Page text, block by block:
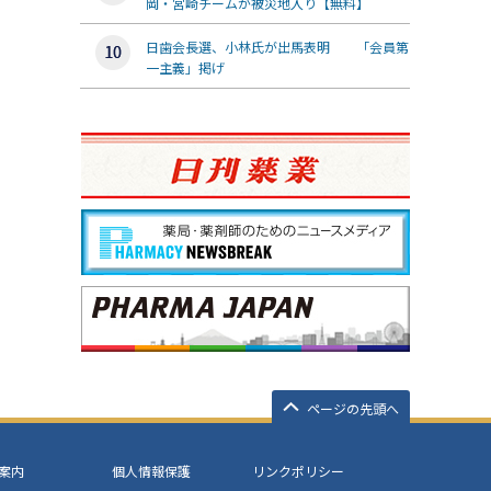
日歯会長選、小林氏が出馬表明 「会員第
一主義」掲げ
ページの先頭へ
内 個人情報保護
リンクポリシー